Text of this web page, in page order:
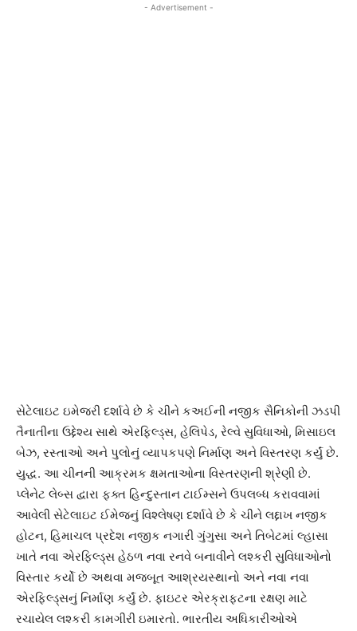
- Advertisement -
સેટેલાઇટ ઇમેજરી દર્શાવે છે કે ચીને કઅઈની નજીક સૈનિકોની ઝડપી
તૈનાતીના ઉદ્દેશ્ય સાથે એરફિલ્ડ્સ, હેલિપેડ, રેલ્વે સુવિધાઓ, મિસાઇલ
બેઝ, રસ્તાઓ અને પુલોનું વ્યાપકપણે નિર્માણ અને વિસ્તરણ કર્યું છે.
યુદ્ધ. આ ચીનની આક્રમક ક્ષમતાઓના વિસ્તરણની શ્રેણી છે.
પ્લેનેટ લેબ્સ દ્વારા ફક્ત હિન્દુસ્તાન ટાઈમ્સને ઉપલબ્ધ કરાવવામાં
આવેલી સેટેલાઇટ ઈમેજનું વિશ્લેષણ દર્શાવે છે કે ચીને લદ્દાખ નજીક
હોટન, હિમાચલ પ્રદેશ નજીક નગારી ગુંગુસા અને તિબેટમાં લ્હાસા
ખાતે નવા એરફિલ્ડ્સ હેઠળ નવા રનવે બનાવીને લશ્કરી સુવિધાઓનો
વિસ્તાર કર્યો છે અથવા મજબૂત આશ્રયસ્થાનો અને નવા નવા
એરફિલ્ડ્સનું નિર્માણ કર્યું છે. ફાઇટર એરક્રાફટના રક્ષણ માટે
રચાયેલ લશ્કરી કામગીરી ઇમારતો. ભારતીય અધિકારીઓએ